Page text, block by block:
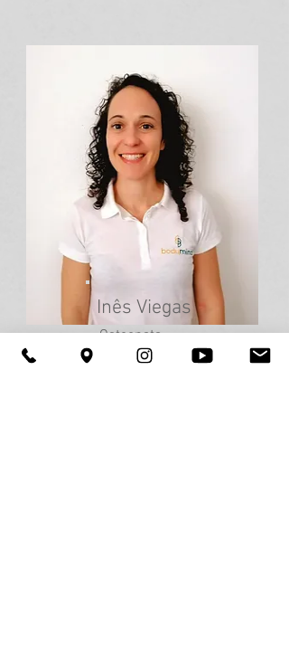
Inês Viegas
Osteopata